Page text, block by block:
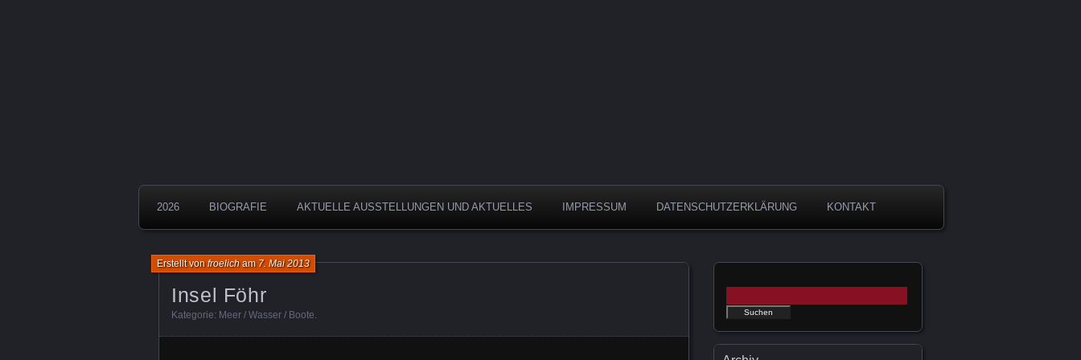
2026 BIOGRAFIE AKTUELLE AUSSTELLUNGEN UND AKTUELLES IMPRESSUM DATENSCHUTZERKLÄRUNG KONTAKT
Insel Föhr
Erstellt vonfroelicham 7. Mai 2013
Kategorie: Meer / Wasser / Boote.